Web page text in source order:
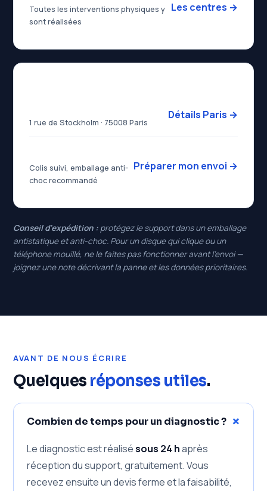
Toutes les interventions physiques y
sont réalisées
Les centres →
1 rue de Stockholm · 75008 Paris
Détails Paris →
Colis suivi, emballage anti-
choc recommandé
Préparer mon envoi →
Conseil d'expédition : protégez le support dans un emballage
antistatique et anti-choc. Pour un disque qui clique ou un
téléphone mouillé, ne le faites pas fonctionner avant l'envoi —
joignez une note décrivant la panne et les données prioritaires.
AVANT DE NOUS ÉCRIRE
Quelques réponses utiles.
Combien de temps pour un diagnostic ?+
Le diagnostic est réalisésous 24 haprès
réception du support, gratuitement. Vous
recevez ensuite un devis ferme et la faisabilité,